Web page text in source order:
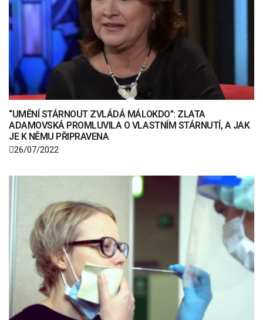
“UMĚNÍ STÁRNOUT ZVLÁDÁ MÁLOKDO”: ZLATA
ADAMOVSKÁ PROMLUVILA O VLASTNÍM STÁRNUTÍ, A JAK
JE K NĚMU PŘIPRAVENA
26/07/2022